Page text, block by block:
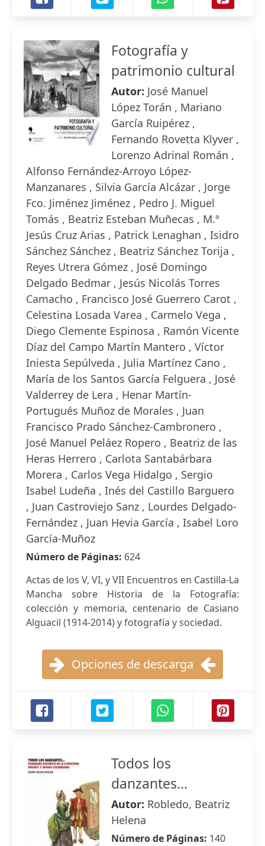
Fotografía y
patrimonio cultural
Autor: José Manuel
López Torán , Mariano
García Ruipérez ,
Fernando Rovetta Klyver ,
Lorenzo Adrinal Román ,
Alfonso Fernández-Arroyo López-
Manzanares , Silvia García Alcázar , Jorge
Fco. Jiménez Jiménez , Pedro J. Miguel
Tomás , Beatriz Esteban Muñecas , M.ª
Jesús Cruz Arias , Patrick Lenaghan , Isidro
Sánchez Sánchez , Beatriz Sánchez Torija ,
Reyes Utrera Gómez , José Domingo
Delgado Bedmar , Jesús Nicolás Torres
Camacho , Francisco José Guerrero Carot ,
Celestina Losada Varea , Carmelo Vega ,
Diego Clemente Espinosa , Ramón Vicente
Díaz del Campo Martín Mantero , Víctor
Iniesta Sepúlveda , Julia Martínez Cano ,
María de los Santos García Felguera , José
Valderrey de Lera , Henar Martín-
Portugués Muñoz de Morales , Juan
Francisco Prado Sánchez-Cambronero ,
José Manuel Peláez Ropero , Beatriz de las
Heras Herrero , Carlota Santabárbara
Morera , Carlos Vega Hidalgo , Sergio
Isabel Ludeña , Inés del Castillo Barguero
, Juan Castroviejo Sanz , Lourdes Delgado-
Fernández , Juan Hevia García , Isabel Loro
García-Muñoz
Número de Páginas: 624
Actas de los V, VI, y VII Encuentros en Castilla-La
Mancha sobre Historia de la Fotografía:
colección y memoria, centenario de Casiano
Alguacil (1914-2014) y fotografía y sociedad.
Opciones de descarga
Todos los
danzantes...
Autor: Robledo, Beatriz
Helena
Número de Páginas: 140